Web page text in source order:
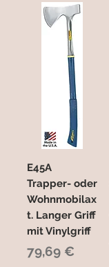
E45A
Trapper- oder
Wohnmobilax
t. Langer Griff
mit Vinylgriff
Preis
79,69 €